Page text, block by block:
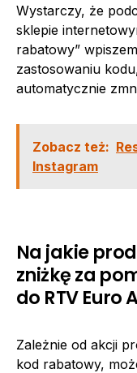
Wystarczy, że
sklepie
rabatowy”
zastosowaniu
automatycznie
Zobacz też:
Instagram
Na jakie
zniżkę za
do RTV Euro
Zależnie od akcji
kod rabatowy,